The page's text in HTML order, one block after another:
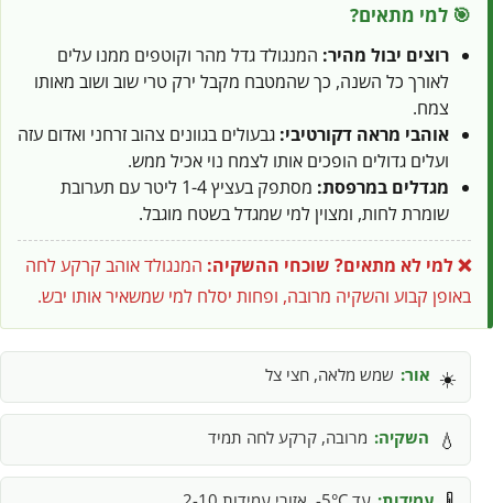
🎯 למי מתאים?
רוצים יבול מהיר: המנגולד גדל מהר וקוטפים ממנו עלים
לאורך כל השנה, כך שהמטבח מקבל ירק טרי שוב ושוב מאותו
צמח.
אוהבי מראה דקורטיבי: גבעולים בגוונים צהוב זרחני ואדום עזה
ועלים גדולים הופכים אותו לצמח נוי אכיל ממש.
מגדלים במרפסת:
מסתפק בעציץ 1-4 ליטר עם תערובת
שומרת לחות, ומצוין למי שמגדל בשטח מוגבל.
❌ למי לא מתאים? שוכחי ההשקיה: המנגולד אוהב קרקע לחה
באופן קבוע והשקיה מרובה, ופחות יסלח למי שמשאיר אותו יבש.
☀️ אור: שמש מלאה, חצי צל
💧 השקיה: מרובה, קרקע לחה תמיד